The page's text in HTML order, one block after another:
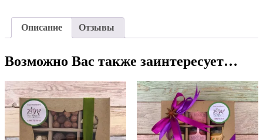
Описание Отзывы
Возможно Вас также заинтересует…